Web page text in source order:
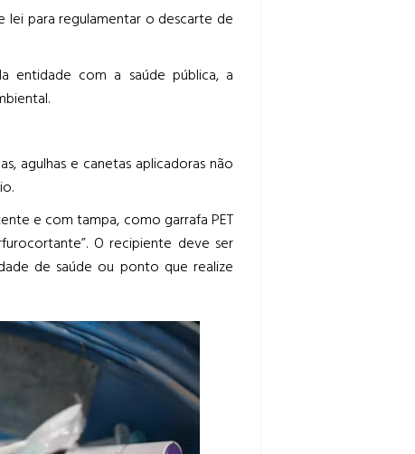
para regulamentar o descarte de
entidade com a saúde pública, a
agulhas e canetas aplicadoras não
e com tampa, como garrafa PET
O recipiente deve ser
de saúde ou ponto que realize